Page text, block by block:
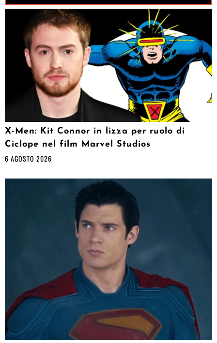
X-Men: Kit Connor in lizza per ruolo di
Ciclope nel film Marvel Studios
6 AGOSTO 2026